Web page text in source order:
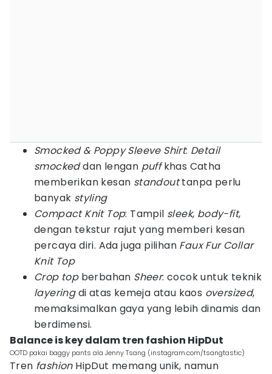
Smocked & Poppy Sleeve Shirt: Detail
smockeddan lengan puffkhas Catha
memberikan kesan standouttanpa perlu
banyak styling
Compact Knit Top: Tampil sleek, body-fit,
dengan tekstur rajut yang memberi kesan
percaya diri. Ada juga pilihan Faux Fur Collar
Knit Top
Crop topberbahan Sheer: cocok untuk teknik
layeringdi atas kemeja atau kaos oversized,
memaksimalkan gaya yang lebih dinamis dan
berdimensi.
Balance is key dalam tren fashion HipDut
OOTD pakai baggy pants ala Jenny Tsang (instagram.com/tsangtastic)
Tren fashion HipDut memang unik, namun